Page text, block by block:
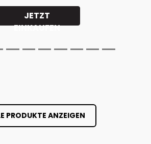
JETZT
EINKAUFEN
PRODUKTE ANZEIGEN